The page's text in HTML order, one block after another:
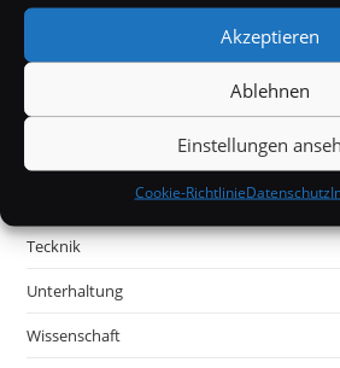
Akzeptieren
Ablehnen
Einstellungen
Cookie-RichtlinieDatenschutz
Kurioses
Mystery
Politik & Gesellschaft
Tecknik
Unterhaltung
Wissenschaft